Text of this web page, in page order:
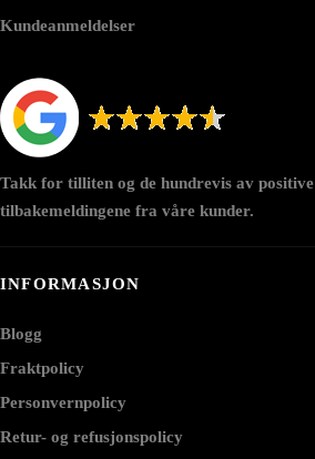
Kundeanmeldelser
Takk for tilliten og de hundrevis av positive
tilbakemeldingene fra våre kunder.
INFORMASJON
Blogg
Fraktpolicy
Personvernpolicy
Retur- og refusjonspolicy